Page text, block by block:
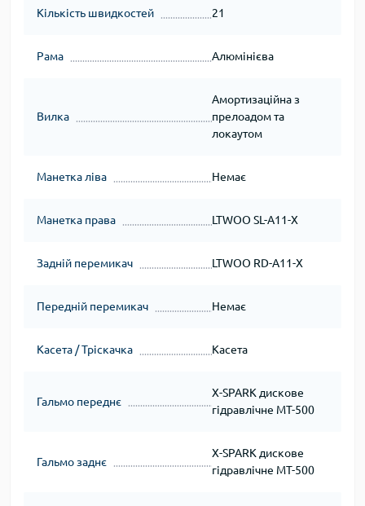
Кількість швидкостей 21
Рама Алюмінієва
Вилка
Амортизаційна з
прелоадом та
локаутом
Манетка ліва Немає
Манетка права LTWOO SL-A11-X
Задній перемикач LTWOO RD-A11-X
Передній перемикач Немає
Касета / Тріскачка Касета
Гальмо переднє
X-SPARK дискове
гідравлічне MT-500
Гальмо заднє
X-SPARK дискове
гідравлічне MT-500